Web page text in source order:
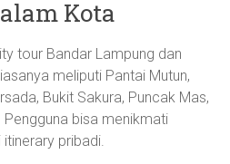
Kota
tour Bandar Lampung dan
meliputi Pantai Mutun,
Bukit Sakura, Puncak Mas,
bisa menikmati
pribadi.